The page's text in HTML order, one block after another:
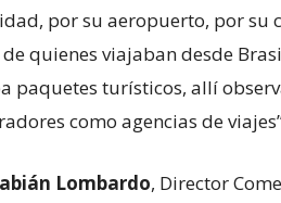
por su aeropuerto, por su
quienes viajaban desde
paquetes turísticos, allí
como agencias de
Lombardo, Director